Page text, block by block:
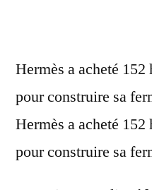
Hermès a acheté
pour construire sa
Hermès a acheté
pour construire sa